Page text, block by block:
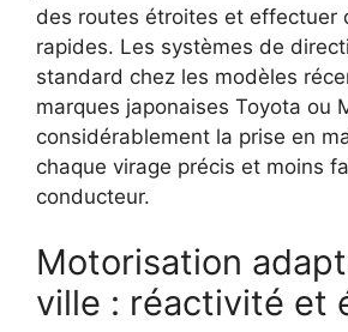
des routes étroites et effectuer
rapides. Les systèmes de
standard chez les modèles
marques japonaises Toyota ou
considérablement la prise en
chaque virage précis et moins
conducteur.
Motorisation
ville : réactivité et